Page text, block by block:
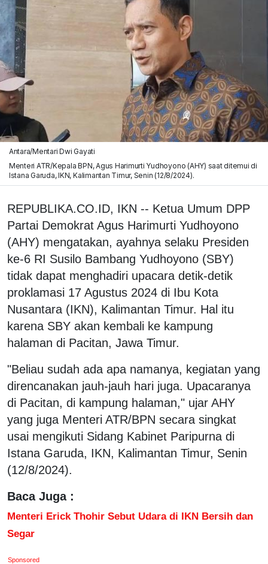
Antara/Mentari Dwi Gayati
Menteri ATR/Kepala BPN, Agus Harimurti Yudhoyono (AHY) saat ditemui di
Istana Garuda, IKN, Kalimantan Timur, Senin (12/8/2024).
REPUBLIKA.CO.ID, IKN -- Ketua Umum DPP
Partai Demokrat Agus Harimurti Yudhoyono
(AHY) mengatakan, ayahnya selaku Presiden
ke-6 RI Susilo Bambang Yudhoyono (SBY)
tidak dapat menghadiri upacara detik-detik
proklamasi 17 Agustus 2024 di Ibu Kota
Nusantara (IKN), Kalimantan Timur. Hal itu
karena SBY akan kembali ke kampung
halaman di Pacitan, Jawa Timur.
"Beliau sudah ada apa namanya, kegiatan yang
direncanakan jauh-jauh hari juga. Upacaranya
di Pacitan, di kampung halaman," ujar AHY
yang juga Menteri ATR/BPN secara singkat
usai mengikuti Sidang Kabinet Paripurna di
Istana Garuda, IKN, Kalimantan Timur, Senin
(12/8/2024).
Baca Juga :
Menteri Erick Thohir Sebut Udara di IKN Bersih dan
Segar
Sponsored